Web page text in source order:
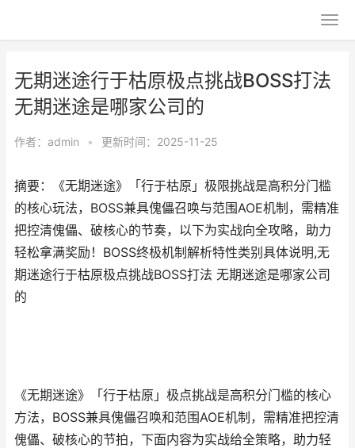
无期迷途行于枯原极点挑战BOSS打法
无期迷途是哪家公司的
作者： admin • 更新时间：2025-11-25
摘要：《无期迷途》「行于枯原」极限挑战是高积分门槛
的核心玩法，BOSS兼具傀儡召唤与范围AOE机制，需精准
把控清傀儡、破核心的节奏，以下为实战向全攻略，助力
轻松拿满奖励！BOSS终极机制解析特性类别具体说明,无
期迷途行于枯原极点挑战BOSS打法 无期迷途是哪家公司
的
《无期迷途》「行于枯原」极点挑战是高积分门槛的核心
方法，BOSS兼具傀儡召唤和范围AOE机制，需精准把控清
傀儡、破核心的节拍，下面内容为实战给全策略，助力轻